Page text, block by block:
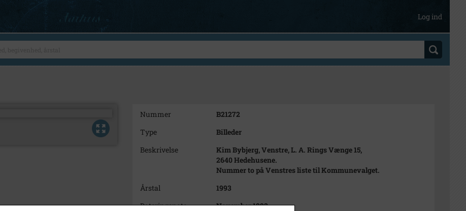
Log ind
Nummer
B21272
Type
Billeder
Beskrivelse
Kim Bybjerg, Venstre, L. A. Rings Vænge 15,
2640 Hedehusene.
Nummer to på Venstres liste til Kommunevalget.
Årstal
1993
Dateringsnote
November 1993